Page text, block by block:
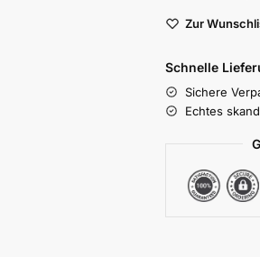
Zur
Schnelle
Sichere
Echtes